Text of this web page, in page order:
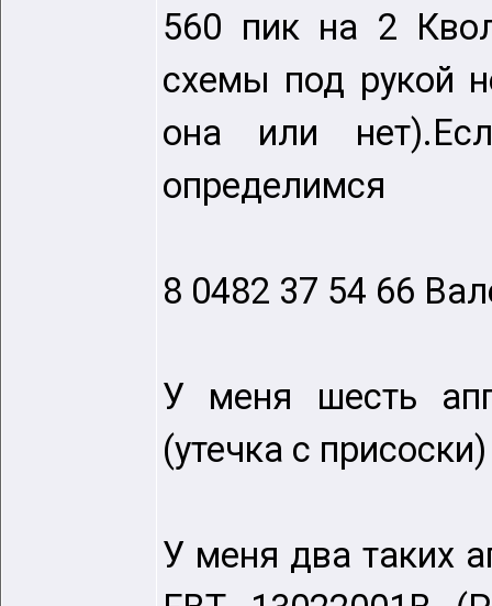
560 пик на 2
схемы под рукой
она или
определимся
8 0482 37 54 66
У меня шесть
(утечка с присоски)
У меня два таких